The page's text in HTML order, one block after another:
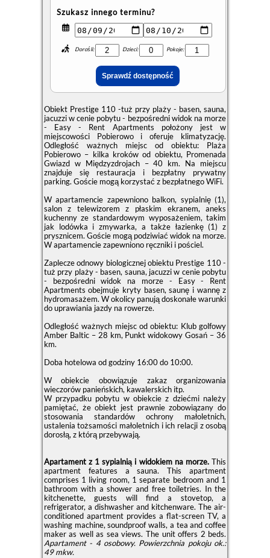
Szukasz innego terminu?
Dorośli: Dzieci: Pokoje:
Obiekt Prestige 110 -tuż przy plaży - basen, sauna,
jacuzzi w cenie pobytu - bezpośredni widok na morze
- Easy - Rent Apartments położony jest w
miejscowości Pobierowo i oferuje klimatyzację.
Odległość ważnych miejsc od obiektu: Plaża
Pobierowo – kilka kroków od obiektu, Promenada
Gwiazd w Międzyzdrojach – 40 km. Na miejscu
znajduje się restauracja i bezpłatny prywatny
parking. Goście mogą korzystać z bezpłatnego WiFi.
W apartamencie zapewniono balkon, sypialnię (1),
salon z telewizorem z płaskim ekranem, aneks
kuchenny ze standardowym wyposażeniem, takim
jak lodówka i zmywarka, a także łazienkę (1) z
prysznicem. Goście mogą podziwiać widok na morze.
W apartamencie zapewniono ręczniki i pościel.
Zaplecze odnowy biologicznej obiektu Prestige 110 -
tuż przy plaży - basen, sauna, jacuzzi w cenie pobytu
- bezpośredni widok na morze - Easy - Rent
Apartments obejmuje kryty basen, saunę i wannę z
hydromasażem. W okolicy panują doskonałe warunki
do uprawiania jazdy na rowerze.
Odległość ważnych miejsc od obiektu: Klub golfowy
Amber Baltic – 28 km, Punkt widokowy Gosań – 36
km.
Doba hotelowa od godziny 16:00do 10:00.
W obiekcie obowiązuje zakaz organizowania
wieczorów panieńskich, kawalerskich itp.
W przypadku pobytu w obiekcie z dziećmi należy
pamiętać, że obiekt jest prawnie zobowiązany do
stosowania standardów ochrony małoletnich,
ustalenia tożsamości małoletnich i ich relacji z osobą
dorosłą, z którą przebywają.
Apartament z 1 sypialnią i widokiem na morze. This
apartment features a sauna. This apartment
comprises 1 living room, 1 separate bedroom and 1
bathroom with a shower and free toiletries. In the
kitchenette, guests will find a stovetop, a
refrigerator, a dishwasher and kitchenware. The air-
conditioned apartment provides a flat-screen TV, a
washing machine, soundproof walls, a tea and coffee
maker as well as sea views. The unit offers 2 beds.
Apartament - 4 osobowy. Powierzchnia pokoju ok.:
49 mkw.